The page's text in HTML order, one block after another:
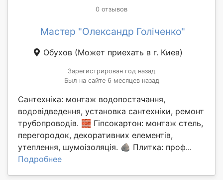
0 отзывов
Мастер "Олександр Голіченко"
Обухов (Может приехать в г. Киев)
Зарегистрирован год назад
Был на сайте 6 месяцев назад
Сантехніка: монтаж водопостачання,
водовідведення, установка сантехніки, ремонт
трубопроводів. 🧱 Гіпсокартон: монтаж стель,
перегородок, декоративних елементів,
утеплення, шумоізоляція. 🪨 Плитка: проф...
Подробнее